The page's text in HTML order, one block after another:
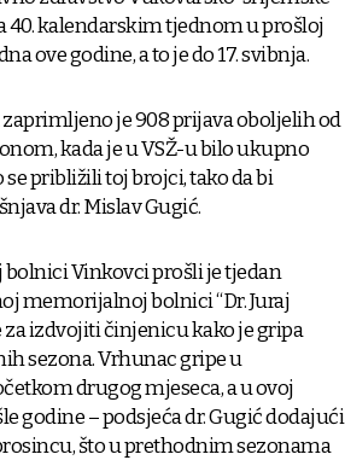
40. kalendarskim tjednom u prošloj
ove godine, a to je do 17. svibnja.
je 908 prijava oboljelih od
kada je u VSŽ-u bilo ukupno
približili toj brojci, tako da bi
dr. Mislav Gugić.
bolnici Vinkovci prošli je tjedan
memorijalnoj bolnici “Dr. Juraj
za izdvojiti činjenicu kako je gripa
sezona. Vrhunac gripe u
drugog mjeseca, a u ovoj
godine – podsjeća dr. Gugić dodajući
što u prethodnim sezonama